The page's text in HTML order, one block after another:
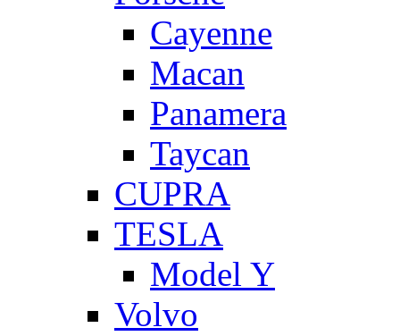
Cayenne
Macan
Panamera
Taycan
CUPRA
TESLA
Model Y
Volvo